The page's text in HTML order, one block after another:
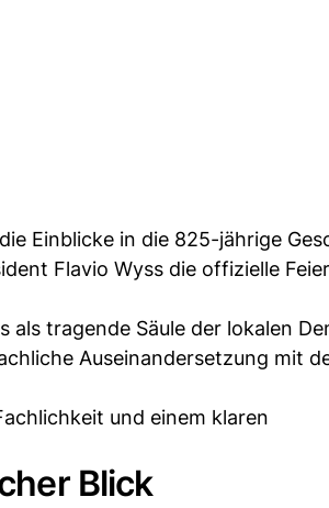
Einblicke in die 825-jährige
Flavio Wyss die offizielle
tragende Säule der lokalen
Auseinandersetzung mit
und einem klaren
Blick